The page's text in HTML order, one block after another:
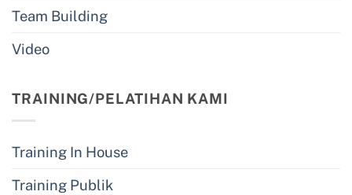
Team Building
Video
TRAINING/PELATIHAN KAMI
Training In House
Training Publik